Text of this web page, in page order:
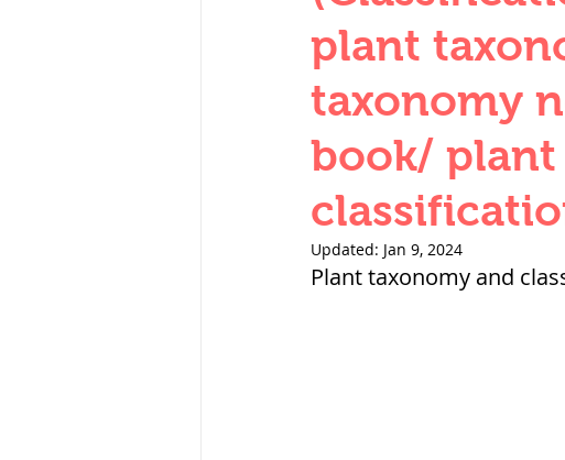
SERIES CIRCUITS
SOIL MECHANICS AND
हड़प्पा : HARAPPA / INDUS
plant
taxonomy
book/
Updated: Jan 9, 2024
Plant taxonomy and